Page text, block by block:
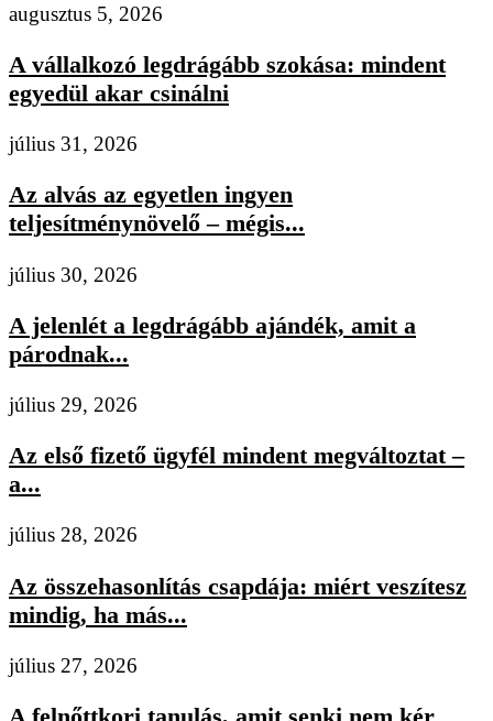
augusztus 5, 2026
A vállalkozó legdrágább szokása: mindent
egyedül akar csinálni
július 31, 2026
Az alvás az egyetlen ingyen
teljesítménynövelő – mégis...
július 30, 2026
A jelenlét a legdrágább ajándék, amit a
párodnak...
július 29, 2026
Az első fizető ügyfél mindent megváltoztat –
a...
július 28, 2026
Az összehasonlítás csapdája: miért veszítesz
mindig, ha más...
július 27, 2026